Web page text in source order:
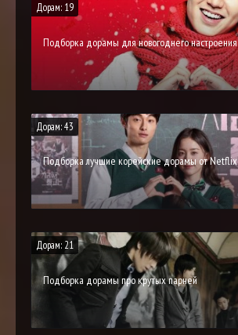
Дорам: 19
Подборка дорамы для новогоднего настроения
Дорам: 43
Подборка лучшие корейские дорамы от Netflix
Дорам: 21
Подборка дорамы про крутых парней